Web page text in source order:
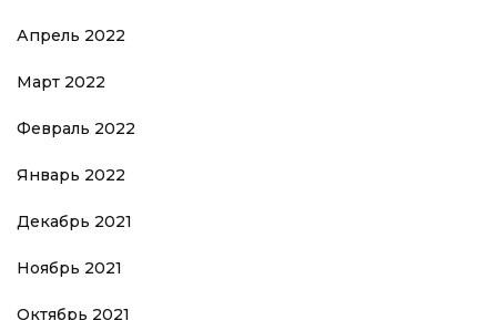
Апрель 2022
Март 2022
Февраль 2022
Январь 2022
Декабрь 2021
Ноябрь 2021
Октябрь 2021